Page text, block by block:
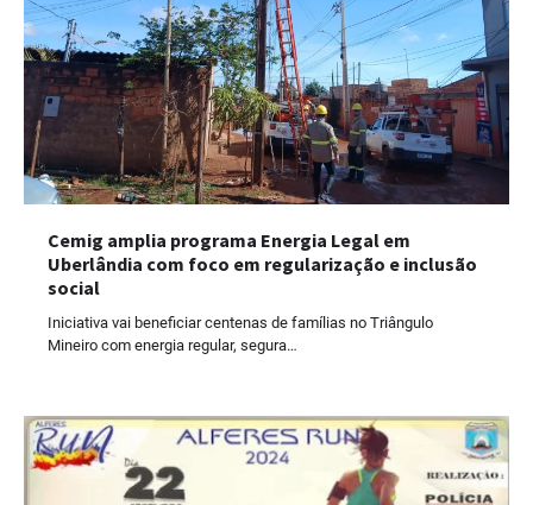
Cemig amplia programa Energia Legal em
Uberlândia com foco em regularização e inclusão
social
Iniciativa vai beneficiar centenas de famílias no Triângulo
Mineiro com energia regular, segura…